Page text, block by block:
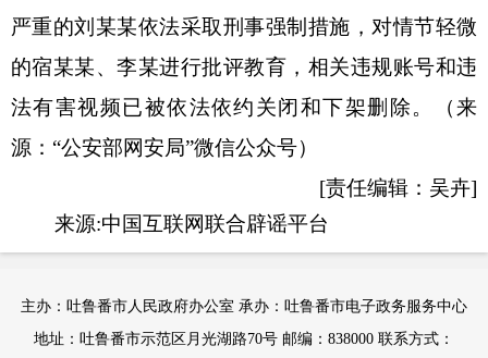
严重的刘某某依法采取刑事强制措施，对情节轻微
的宿某某、李某进行批评教育，相关违规账号和违
法有害视频已被依法依约关闭和下架删除。（来
源：“公安部网安局”微信公众号）
[责任编辑：吴卉]
来源:中国互联网联合辟谣平台
主办：吐鲁番市人民政府办公室 承办：吐鲁番市电子政务服务中心
地址：吐鲁番市示范区月光湖路70号 邮编：838000 联系方式：